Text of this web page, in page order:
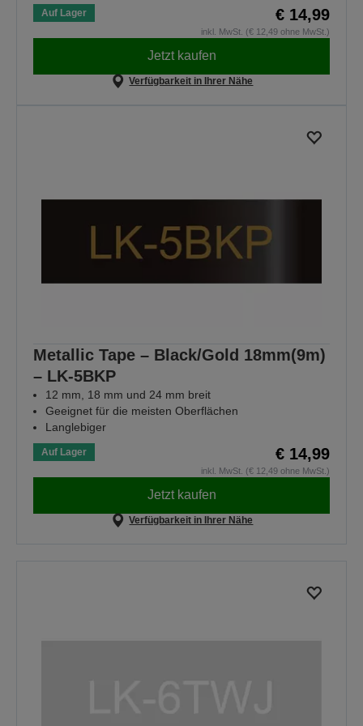
Auf Lager € 14,99
inkl. MwSt. (€ 12,49 ohne MwSt.)
Jetzt kaufen
Verfügbarkeit in Ihrer Nähe
Metallic Tape – Black/Gold 18mm(9m)
– LK-5BKP
12 mm, 18 mm und 24 mm breit
Geeignet für die meisten Oberflächen
Langlebiger
Auf Lager € 14,99
inkl. MwSt. (€ 12,49 ohne MwSt.)
Jetzt kaufen
Verfügbarkeit in Ihrer Nähe